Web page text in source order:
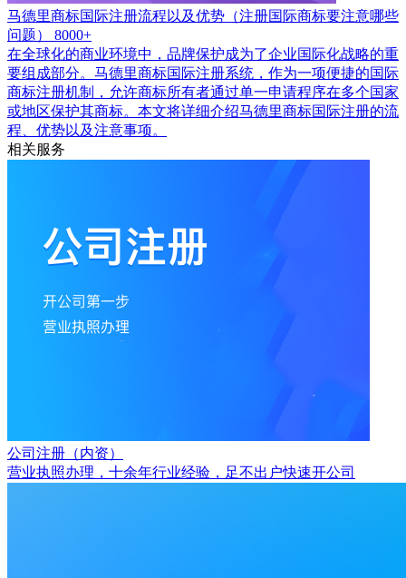
马德里商标国际注册流程以及优势（注册国际商标要注意哪些
问题）
8000+
在全球化的商业环境中，品牌保护成为了企业国际化战略的重
要组成部分。马德里商标国际注册系统，作为一项便捷的国际
商标注册机制，允许商标所有者通过单一申请程序在多个国家
或地区保护其商标。本文将详细介绍马德里商标国际注册的流
程、优势以及注意事项。
相关服务
公司注册（内资）
营业执照办理，十余年行业经验，足不出户快速开公司